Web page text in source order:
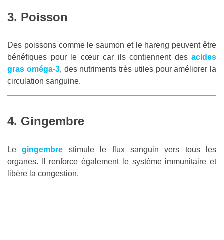
3. Poisson
Des poissons comme le saumon et le hareng peuvent être
bénéfiques pour le cœur car ils contiennent des acides
gras oméga-3, des nutriments très utiles pour améliorer la
circulation sanguine.
4. Gingembre
Legingembre stimule le flux sanguin vers tous les
organes. Il renforce également le système immunitaire et
libère la congestion.